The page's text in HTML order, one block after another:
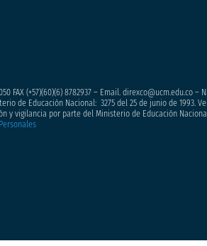
FAX (+57)(60)(6) 8782937 – Email. direxco@ucm.edu.co –
de Educación Nacional: 3275 del 25 de junio de 1993.
y vigilancia por parte del Ministerio de Educación